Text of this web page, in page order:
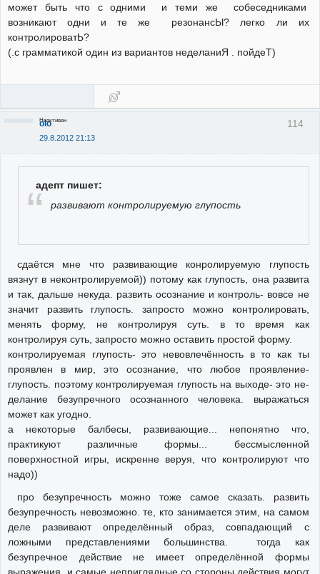
может быть что с одними и теми же собеседниками
возникают одни и те же резонансЫ? легко ли их
контролироватЬ?
(.с грамматикой один из вариантов неделаниЯ . пойдеТ)
114
olo
29.8.2012 21:13
Неактивен
адепт пишет:
развивают контролируемую глупость
сдаётся мне что развивающие конролируемую глупость
вязнут в неконтролируемой)) потому как глупость, она развита
и так, дальше некуда. развить осознание и контроль- вовсе не
значит развить глупость. запросто можно контролировать,
менять форму, не контролируя суть. в то время как
контролируя суть, запросто можно оставить простой форму.
контролируемая глупость- это невовлечённость в то как ты
проявлен в мир, это осознание, что любое проявление-
глупость. поэтому контролируемая глупость на выходе- это не-
делание безупречного осознанного человека. выражаться
может как угодно.
а некоторые балбесы, развивающие... непонятно что,
практикуют различные формы... бессмысленной
поверхностной игры, искренне веруя, что контролируют что
надо))
про безупречность можно тоже самое сказать. развить
безупречность невозможно. те, кто занимается этим, на самом
деле развивают определённый образ, совпадающий с
ложными представлениями большинства. тогда как
безупречное действие не имеет определённой формы